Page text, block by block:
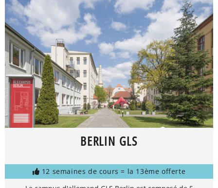
BERLIN GLS
12 semaines de cours = la 13ème offerte